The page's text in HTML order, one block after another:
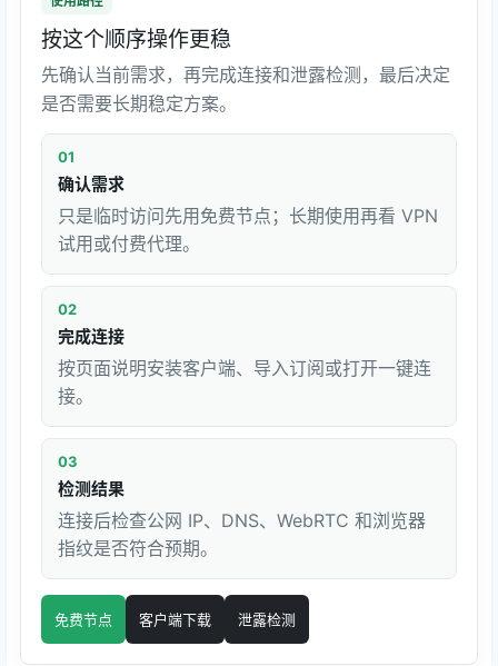
按这个顺序操作更稳
先确认当前需求，再完成连接和泄露检测，最后决定
是否需要长期稳定方案。
01
确认需求
只是临时访问先用免费节点；长期使用再看 VPN
试用或付费代理。
02
完成连接
按页面说明安装客户端、导入订阅或打开一键连
接。
03
检测结果
连接后检查公网 IP、DNS、WebRTC 和浏览器
指纹是否符合预期。
免费节点 客户端下载 泄露检测